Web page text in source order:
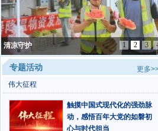
项目强省会｜港沟立交至殷家林枢纽段既有车道4
8 济南绕城高速展新貌
1 2 3
更多
专题活动
伟大征程
触摸中国式现代化的强劲脉
动，感悟百年大党的如磐初
心与时代担当